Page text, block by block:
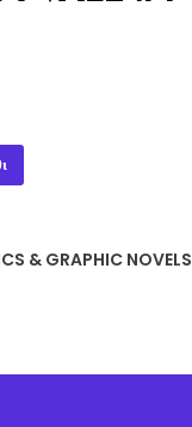
& GRAPHIC NOVELS